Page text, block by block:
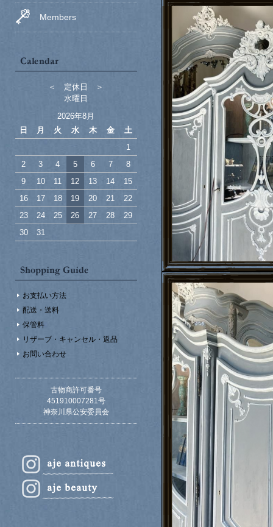
Members
＜ 定休日 ＞
水曜日
2026年8月
日
月 火 水 木 金
土
1
2
3 4 5 6 7
8
9
10 11 12 13 14
15
16
17 18 19 20 21
22
23
24 25 26 27 28
29
30
31
お支払い方法
配送・送料
保管料
リザーブ・キャンセル・返品
お問い合わせ
古物商許可番号
451910007281号
神奈川県公安委員会